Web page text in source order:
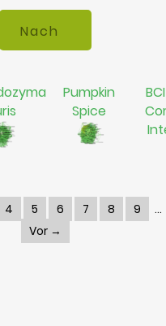
Pumpkin
Spice
4 5 6 7 8
9
Vor →